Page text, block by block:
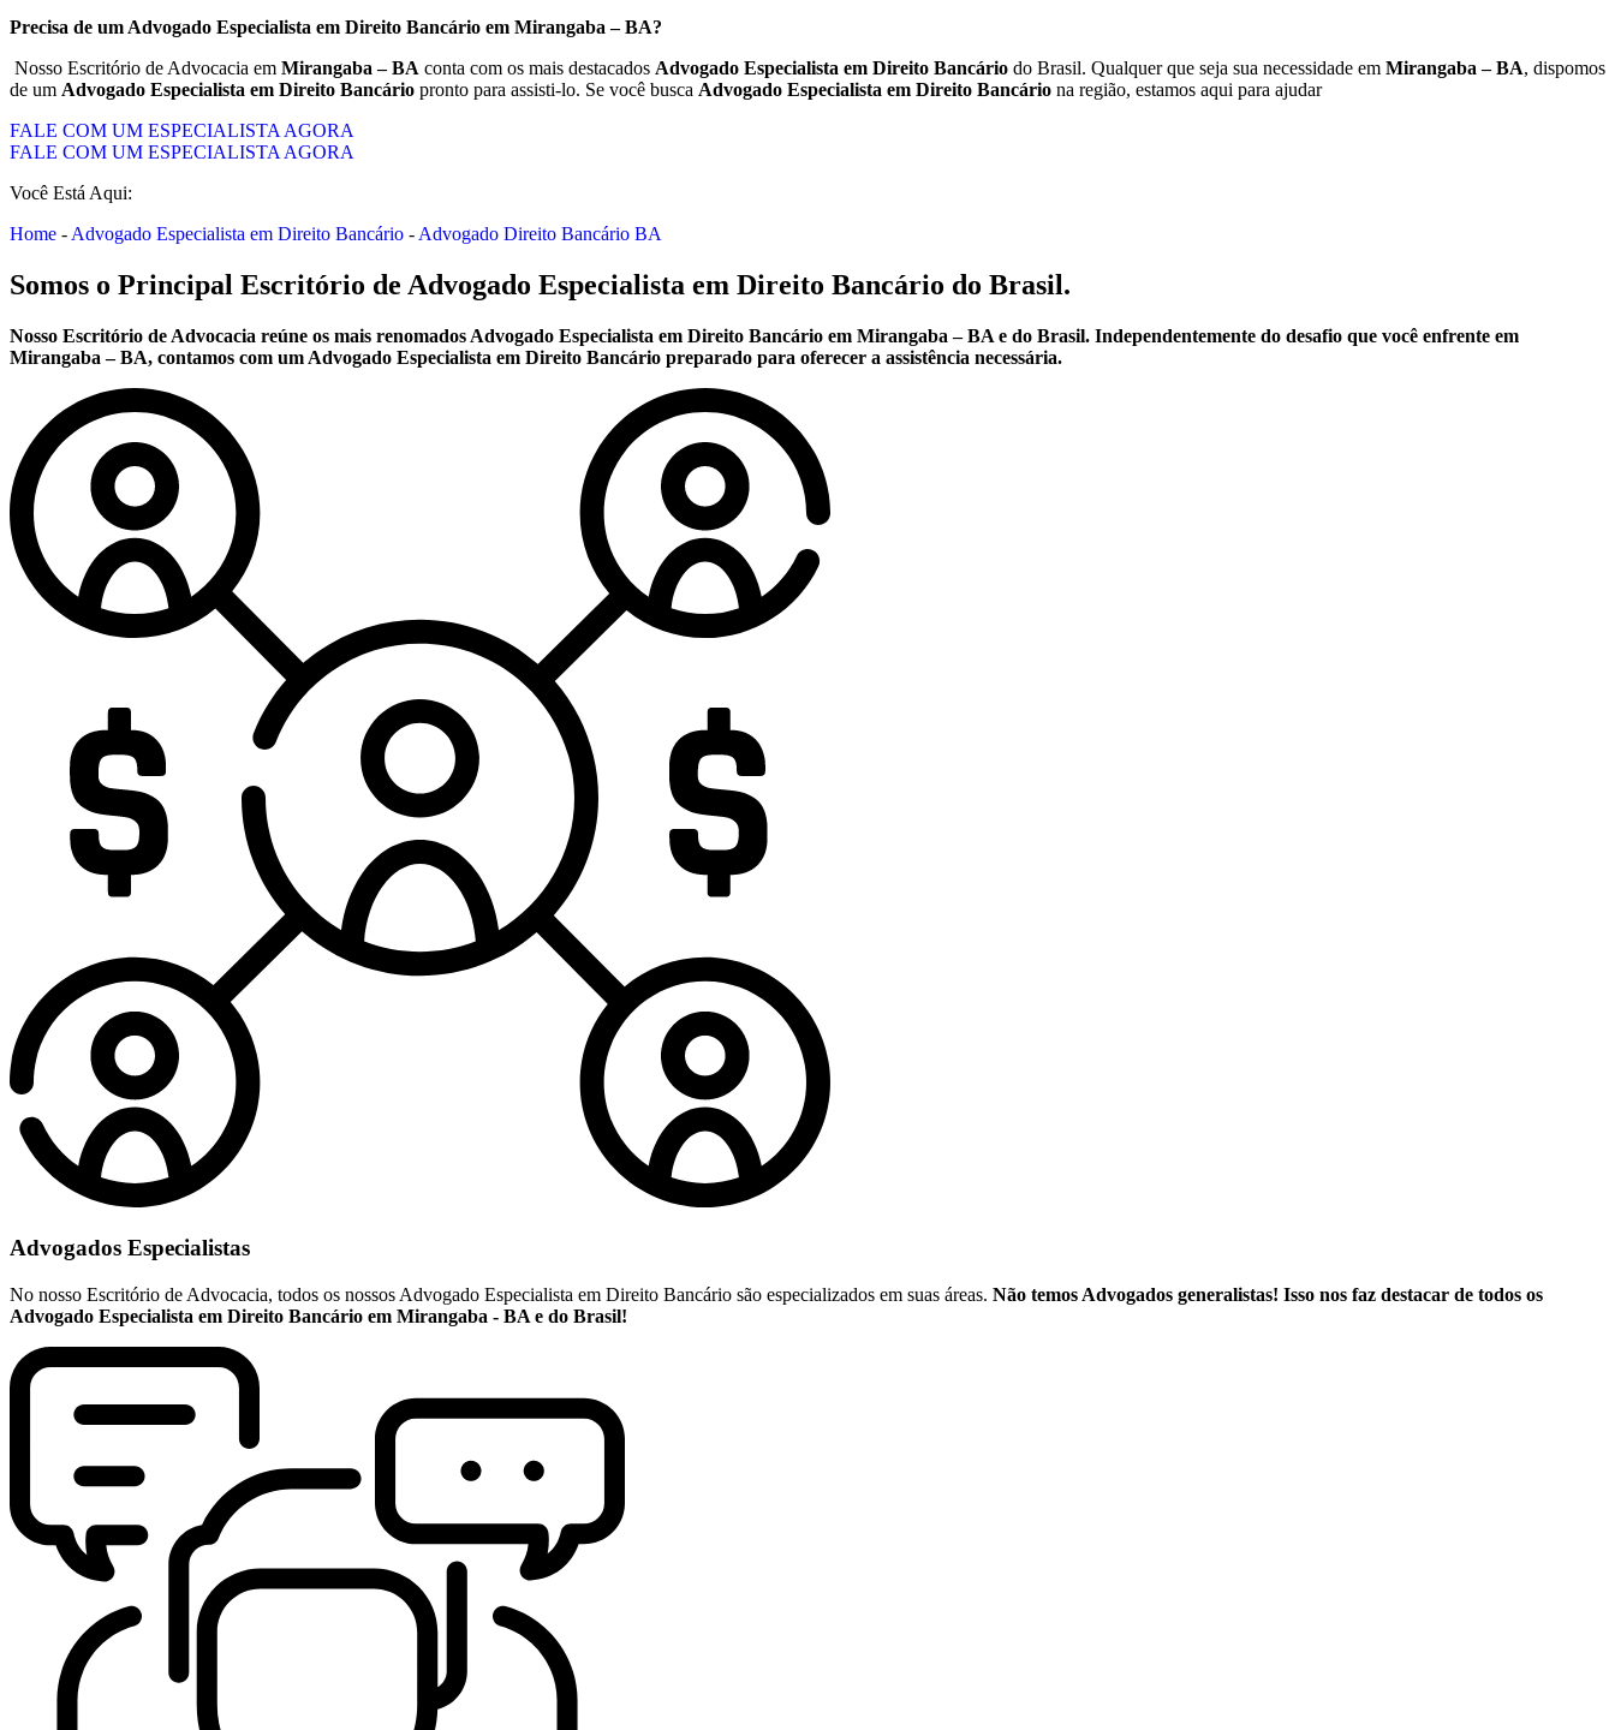
Precisa de um Advogado Especialista em Direito Bancário em Mirangaba – BA?
Nosso Escritório de Advocacia em Mirangaba – BA conta com os mais destacados Advogado Especialista em Direito Bancário do Brasil. Qualquer que seja sua necessidade em Mirangaba – BA, dispomos
de um Advogado Especialista em Direito Bancário pronto para assisti-lo. Se você busca Advogado Especialista em Direito Bancário na região, estamos aqui para ajudar
FALE COM UM ESPECIALISTA AGORA
FALE COM UM ESPECIALISTA AGORA
Você Está Aqui:
Home - Advogado Especialista em Direito Bancário - Advogado Direito Bancário BA
Somos o Principal Escritório de Advogado Especialista em Direito Bancário do Brasil.
Nosso Escritório de Advocacia reúne os mais renomados Advogado Especialista em Direito Bancário em Mirangaba – BA e do Brasil. Independentemente do desafio que você enfrente em
Mirangaba – BA, contamos com um Advogado Especialista em Direito Bancário preparado para oferecer a assistência necessária.
Advogados Especialistas
No nosso Escritório de Advocacia, todos os nossos Advogado Especialista em Direito Bancário são especializados em suas áreas. Não temos Advogados generalistas! Isso nos faz destacar de todos os
Advogado Especialista em Direito Bancário em Mirangaba - BA e do Brasil!